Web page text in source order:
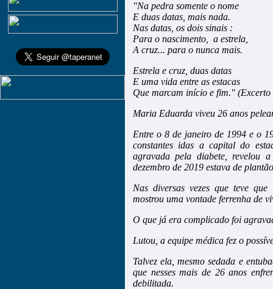
"Na pedra somente o nome
E duas datas, mais nada.
Nas datas, os dois sinais :
Para o nascimento, a estrela,
A cruz... para o nunca mais.
Estrela e cruz, duas datas
E uma vida entre as estacas
Que marcam início e fim."
Maria Eduarda viveu 26 anos
Entre o 8 de janeiro de 1994 e o
constantes idas a capital do
agravada pela diabete, revelou
dezembro de 2019 estava de
Nas diversas vezes que teve
mostrou uma vontade ferrenha de
O que já era complicado foi
Lutou, a equipe médica fez o
Talvez ela, mesmo sedada e
que nesses mais de 26 anos
debilitada.